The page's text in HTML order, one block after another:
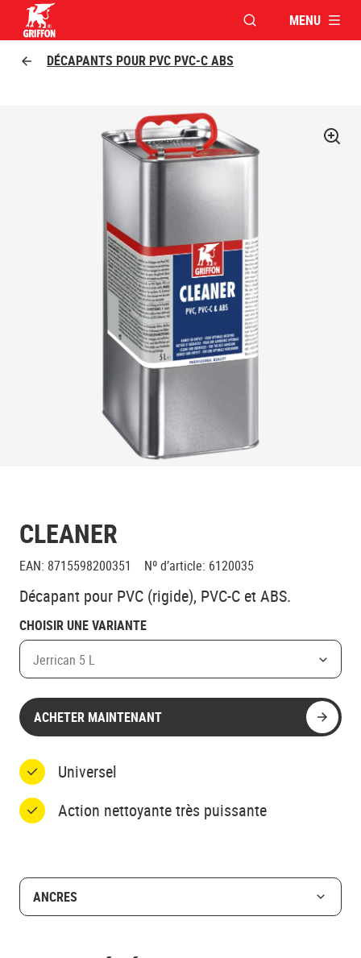
Griffon logo
OUVRIR LAMENU
DÉCAPANTS POUR PVC PVC-C ABS
CLEANER
EAN: 8715598200351 Nº d’article: 6120035
Décapant pour PVC (rigide), PVC-C et ABS.
CHOISIR UNE VARIANTE
Jerrican 5 L
ACHETER MAINTENANT
Universel
Action nettoyante très puissante
ANCRES